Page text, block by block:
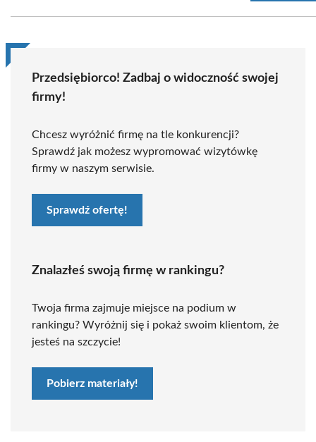
Przedsiębiorco! Zadbaj o widoczność swojej
firmy!
Chcesz wyróżnić firmę na tle konkurencji?
Sprawdź jak możesz wypromować wizytówkę
firmy w naszym serwisie.
Sprawdź ofertę!
Znalazłeś swoją firmę w rankingu?
Twoja firma zajmuje miejsce na podium w
rankingu? Wyróżnij się i pokaż swoim klientom, że
jesteś na szczycie!
Pobierz materiały!